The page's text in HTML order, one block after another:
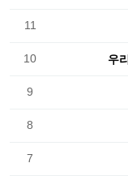
11
10 우
9
8
7